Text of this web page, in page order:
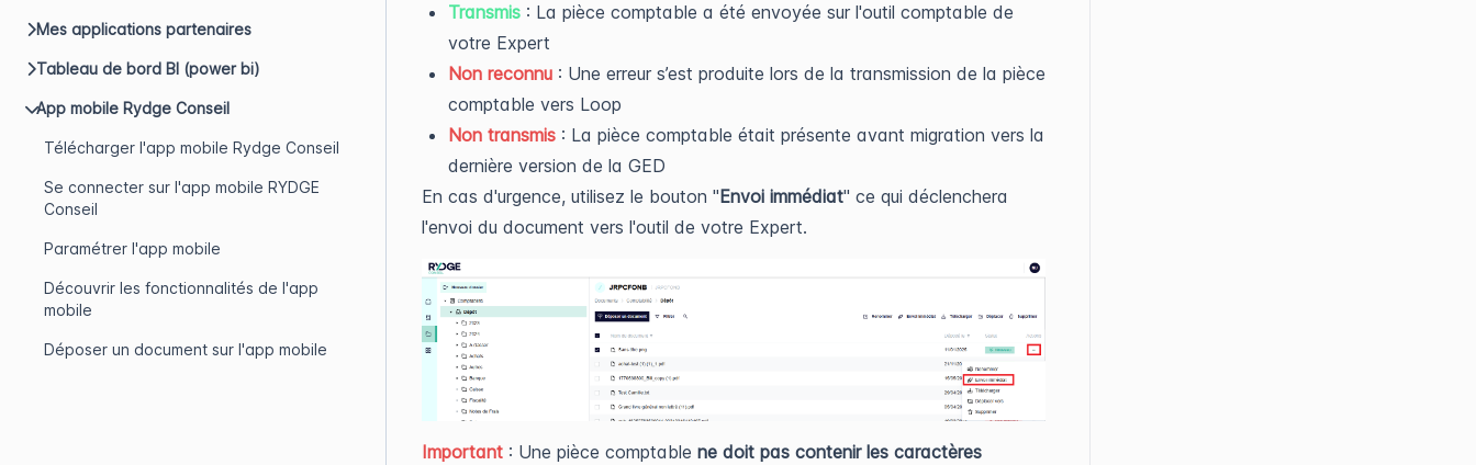
Mes applications partenaires
Tableau de bord BI (power bi)
App mobile Rydge Conseil
Télécharger l'app mobile Rydge Conseil
Se connecter sur l'app mobile RYDGE
Conseil
Paramétrer l'app mobile
Découvrir les fonctionnalités de l'app
mobile
Déposer un document sur l'app mobile
Transmis : La pièce comptable a été envoyée sur l'outil comptable de
votre Expert
Non reconnu : Une erreur s’est produite lors de la transmission de la pièce
comptable vers Loop
Non transmis : La pièce comptable était présente avant migration vers la
dernière version de la GED
En cas d'urgence, utilisez le bouton "Envoi immédiat" ce qui déclenchera
l'envoi du document vers l'outil de votre Expert.
Important : Une pièce comptable ne doit pas contenir les caractères